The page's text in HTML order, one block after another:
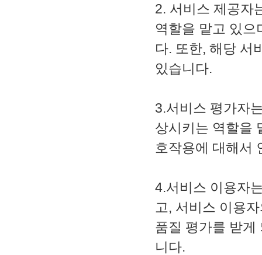
2. 서비스 제공자
역할을 맡고 있으
다. 또한, 해당 서
있습니다.
3.서비스 평가자
상시키는 역할을
호작용에 대해서
4.서비스 이용자
고, 서비스 이용
품질 평가를 받게
니다.